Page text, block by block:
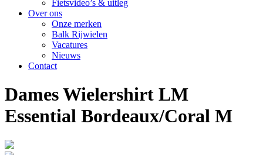
Fietsvideo’s & uitleg
Over ons
Onze merken
Balk Rijwielen
Vacatures
Nieuws
Contact
Dames Wielershirt LM
Essential Bordeaux/Coral M